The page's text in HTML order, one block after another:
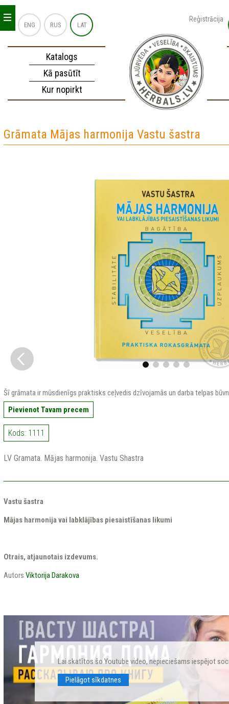
ENG RUS LAT
Reģistrācija
Katalogs
Kā pasūtīt
Kur nopirkt
_
_
_
Grāmata Mājas harmonija Vastu šastra
Šī grāmata ir mūsdienīgs praktisks ceļvedis dzīvojamās un darba telpas
Pievienot Tavam precem
Kods: 1111
LV Gramata. Mājas harmonija. Vastu Shastra
Vastu šastra
Mājas harmonija vai labklājības piesaistīšanas likumi
Otrais, atjaunotais izdevums.
Autors Viktorija Darakova
Lai skatītos šo Youtube video, nepieciešams iespējot
Pielāgot sīkdatnes